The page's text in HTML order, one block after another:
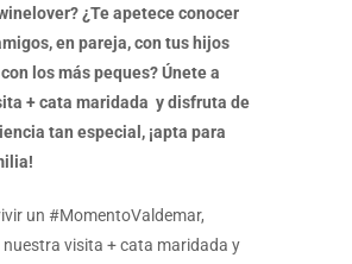
¿Te apetece conocer
en pareja, con tus hijos
los más peques? Únete a
+ cata maridada y disfruta de
tan especial, ¡apta para
un #MomentoValdemar,
visita + cata maridada y